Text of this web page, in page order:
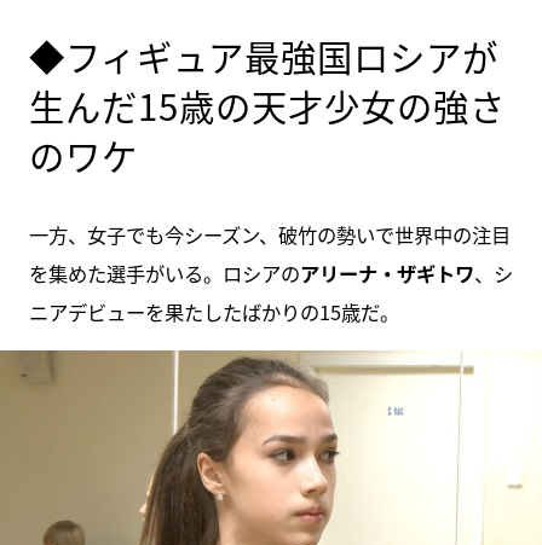
◆フィギュア最強国ロシアが
生んだ15歳の天才少女の強さ
のワケ
一方、女子でも今シーズン、破竹の勢いで世界中の注目
を集めた選手がいる。ロシアのアリーナ・ザギトワ、シ
ニアデビューを果たしたばかりの15歳だ。